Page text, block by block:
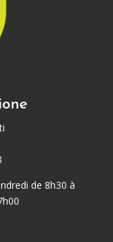
de 8h30 à